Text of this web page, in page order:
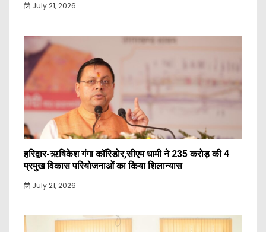
July 21, 2026
हरिद्वार-ऋषिकेश गंगा कॉरिडोर,सीएम धामी ने 235 करोड़ की 4
प्रमुख विकास परियोजनाओं का किया शिलान्यास
July 21, 2026